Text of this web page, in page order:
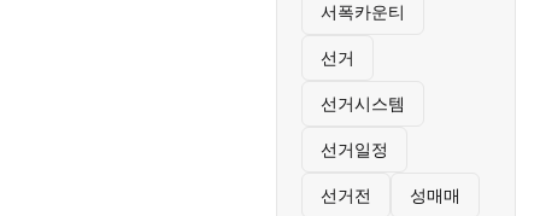
서폭카운티
선거
선거시스템
선거일정
선거전 성매매